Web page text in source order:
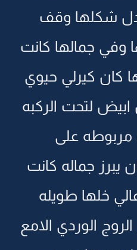
شكلها وقف
وفي جمالها كانت
كان كيرلي حيوي
لتحت الركبه
مربوطه على
يبرز جماله كانت
خلها طويله
الوردي الامع